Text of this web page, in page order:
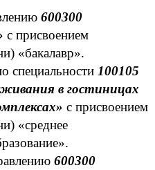
600300
с присвоением
«бакалавр».
специальности 100105
в гостиницах
» с присвоением
«среднее
600300